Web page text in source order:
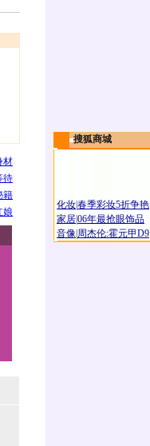
搜狐商城
化妆春季彩妆5折争艳
家居06年最抢眼饰品
音像 周杰伦:霍元甲D9